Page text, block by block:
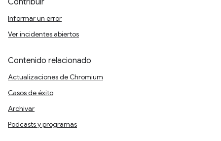
Contribuir
Informar un error
Ver incidentes abiertos
Contenido relacionado
Actualizaciones de Chromium
Casos de éxito
Archivar
Podcasts y programas